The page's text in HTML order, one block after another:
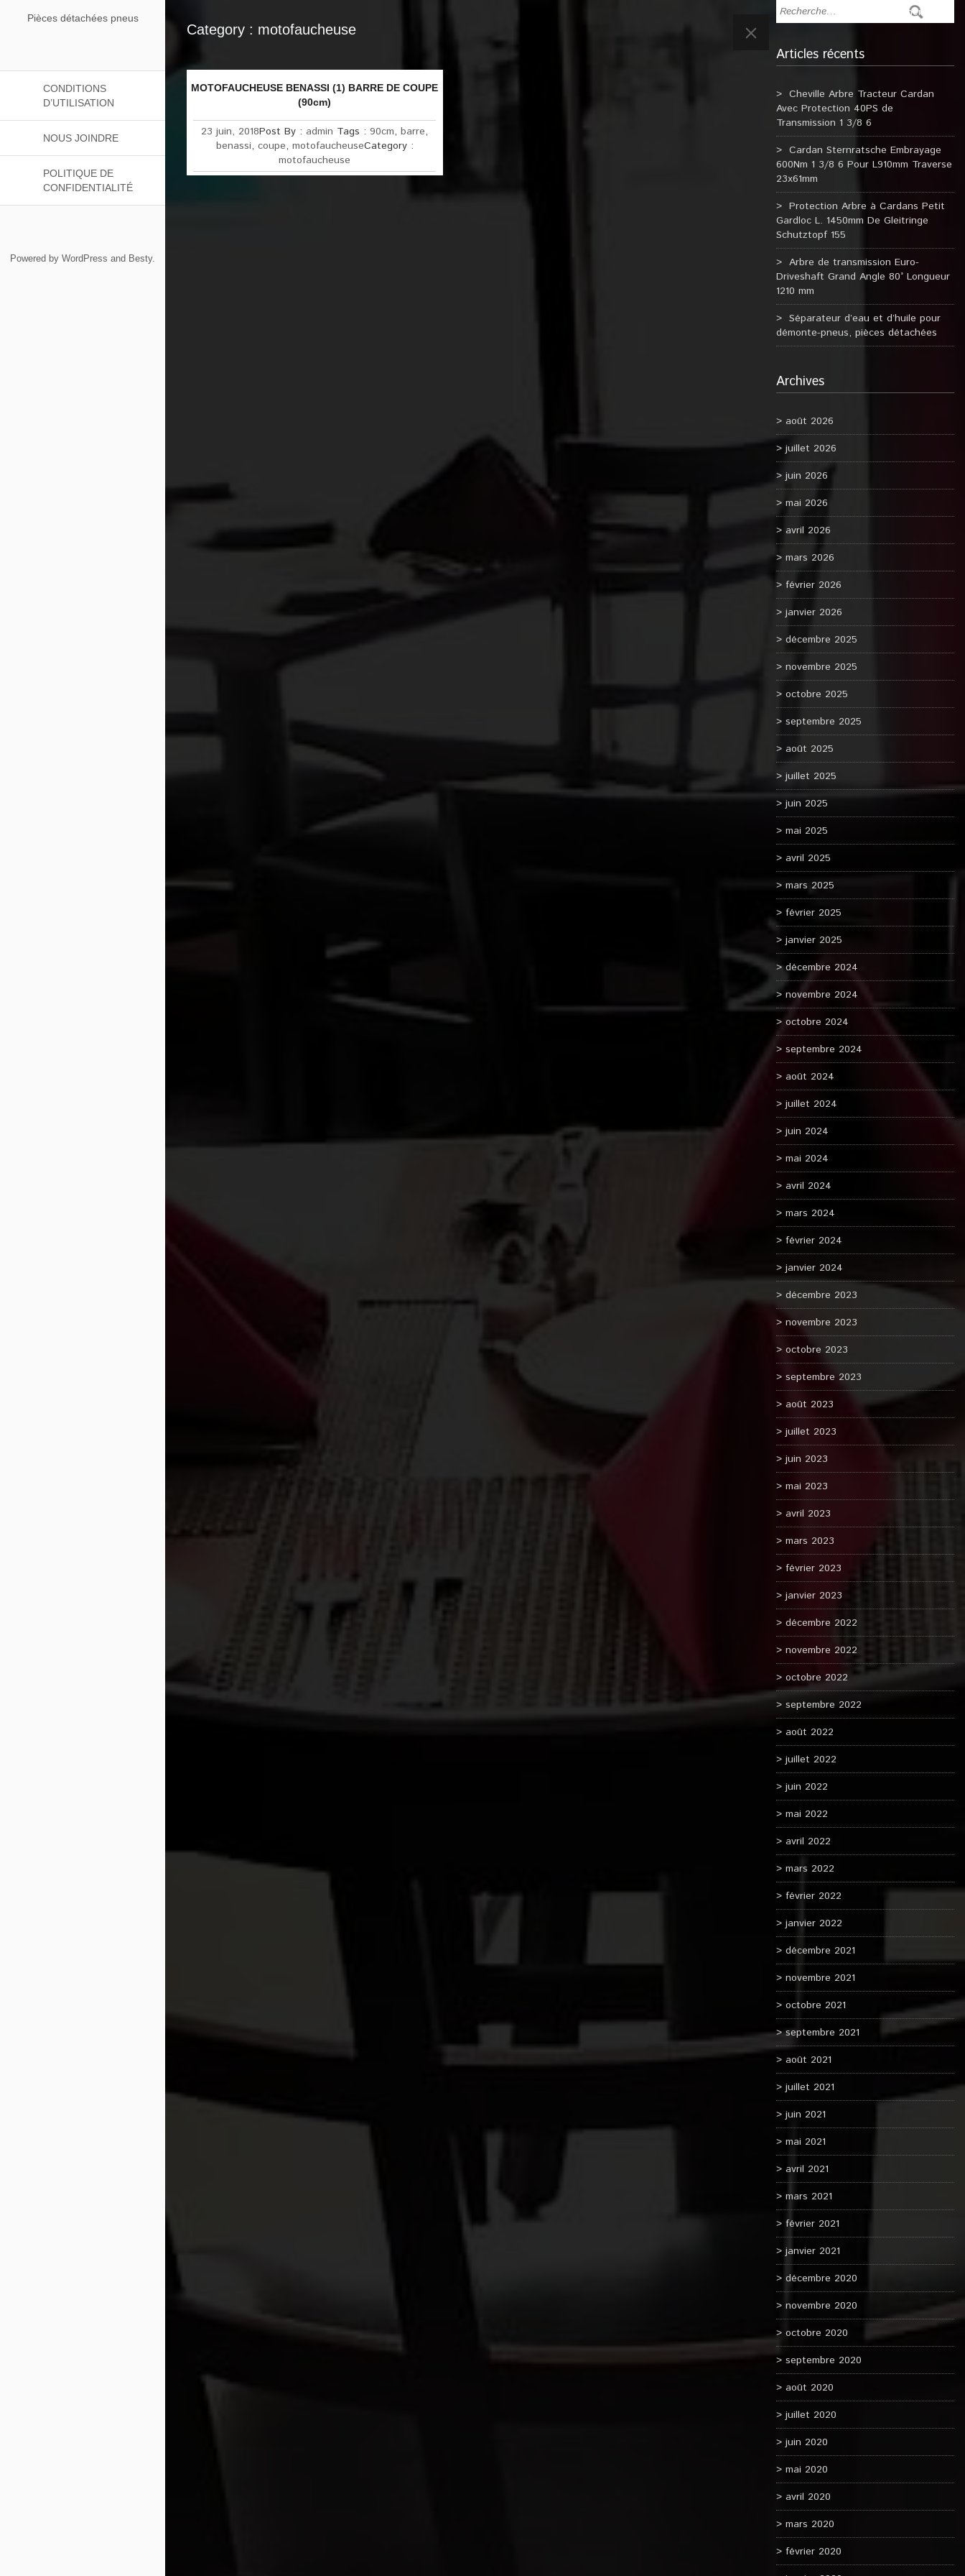
Pièces détachées pneus
CONDITIONS
D’UTILISATION
NOUS JOINDRE
POLITIQUE DE
CONFIDENTIALITÉ
Powered by WordPress and Besty.
Category : motofaucheuse
MOTOFAUCHEUSE BENASSI (1) BARRE DE COUPE
(90cm)
23 juin, 2018Post By : admin Tags :90cm,barre,
benassi, coupe, motofaucheuseCategory :
motofaucheuse
Articles récents
Cheville Arbre Tracteur Cardan
Avec Protection 40PS de
Transmission 1 3/8 6
Cardan Sternratsche Embrayage
600Nm 1 3/8 6 Pour L910mm Traverse
23x61mm
Protection Arbre à Cardans Petit
Gardloc L. 1450mm De Gleitringe
Schutztopf 155
Arbre de transmission Euro-
Driveshaft Grand Angle 80° Longueur
1210 mm
Séparateur d’eau et d’huile pour
démonte-pneus, pièces détachées
Archives
août 2026
juillet 2026
juin 2026
mai 2026
avril 2026
mars 2026
février 2026
janvier 2026
décembre 2025
novembre 2025
octobre 2025
septembre 2025
août 2025
juillet 2025
juin 2025
mai 2025
avril 2025
mars 2025
février 2025
janvier 2025
décembre 2024
novembre 2024
octobre 2024
septembre 2024
août 2024
juillet 2024
juin 2024
mai 2024
avril 2024
mars 2024
février 2024
janvier 2024
décembre 2023
novembre 2023
octobre 2023
septembre 2023
août 2023
juillet 2023
juin 2023
mai 2023
avril 2023
mars 2023
février 2023
janvier 2023
décembre 2022
novembre 2022
octobre 2022
septembre 2022
août 2022
juillet 2022
juin 2022
mai 2022
avril 2022
mars 2022
février 2022
janvier 2022
décembre 2021
novembre 2021
octobre 2021
septembre 2021
août 2021
juillet 2021
juin 2021
mai 2021
avril 2021
mars 2021
février 2021
janvier 2021
décembre 2020
novembre 2020
octobre 2020
septembre 2020
août 2020
juillet 2020
juin 2020
mai 2020
avril 2020
mars 2020
février 2020